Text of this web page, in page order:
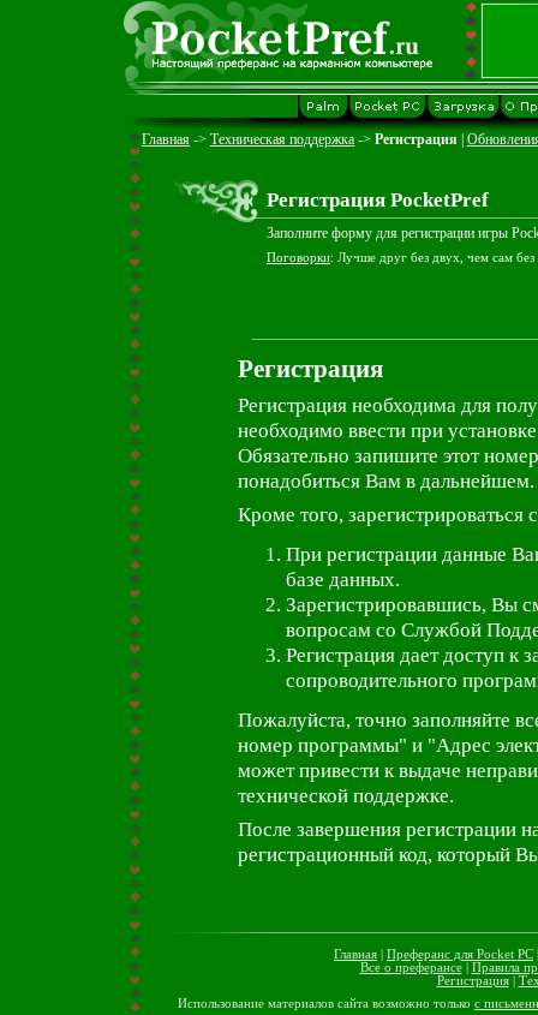
Главная -> Техническая поддержка -> Регистрация
Регистрация PocketPref
Заполните форму для регистрации игры
Поговорки: Лучше друг без двух, чем сам
Регистрация
Регистрация необходима для
необходимо ввести при
Обязательно запишите этот
понадобиться Вам в дальнейшем.
Кроме того, зарегистрироваться
При регистрации данные
базе данных.
Зарегистрировавшись, Вы
вопросам со Службой
Регистрация дает доступ к
сопроводительного
Пожалуйста, точно заполняйте
номер программы" и "Адрес
может привести к выдаче
технической поддержке.
После завершения регистрации
регистрационный код, который
Главная Преферанс для Pocket PC
Все о преферансе| Правила
Регистрация|
Использование материалов сайта возможно только с